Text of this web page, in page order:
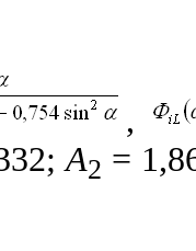
,
A2 =